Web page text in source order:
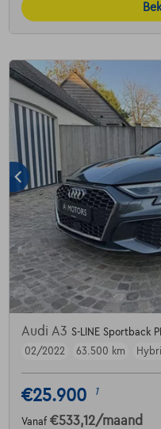
Audi A3 S-LINE Sportback
02/2022
63.500 km
€25.900 1
Vanaf €533,12/maand